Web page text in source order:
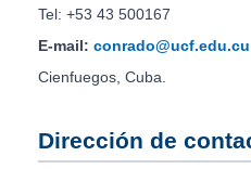
Tel: +53 43 500167
E-mail: conrado@ucf.edu.cu
Cienfuegos, Cuba.
Dirección de